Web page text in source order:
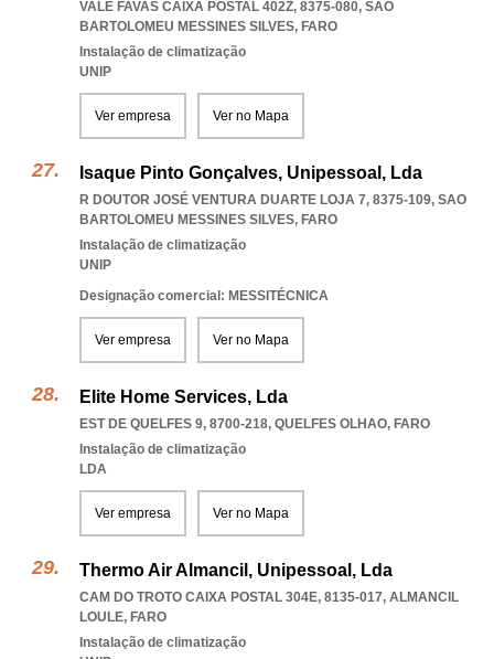
VALE FAVAS CAIXA POSTAL 402Z, 8375-080, SAO
BARTOLOMEU MESSINES SILVES, FARO
Instalação de climatização
UNIP
Ver empresa Ver no Mapa
Isaque Pinto Gonçalves, Unipessoal, Lda
R DOUTOR JOSÉ VENTURA DUARTE LOJA 7, 8375-109, SAO
BARTOLOMEU MESSINES SILVES, FARO
Instalação de climatização
UNIP
Designação comercial: MESSITÉCNICA
Ver empresa Ver no Mapa
Elite Home Services, Lda
EST DE QUELFES 9, 8700-218, QUELFES OLHAO, FARO
Instalação de climatização
LDA
Ver empresa Ver no Mapa
Thermo Air Almancil, Unipessoal, Lda
CAM DO TROTO CAIXA POSTAL 304E, 8135-017, ALMANCIL
LOULE, FARO
Instalação de climatização